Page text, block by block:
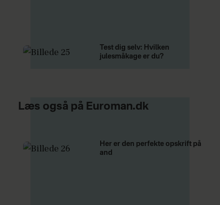
Test dig selv: Hvilken
julesmåkage er du?
Læs også på Euroman.dk
Her er den perfekte opskrift på
and